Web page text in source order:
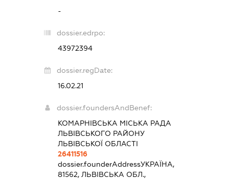
-
dossier.edrpo:
43972394
dossier.regDate:
16.02.21
dossier.foundersAndBenef:
КОМАРНІВСЬКА МІСЬКА РАДА
ЛЬВІВСЬКОГО РАЙОНУ
ЛЬВІВСЬКОЇ ОБЛАСТІ
26411516
dossier.founderAddressУКРАЇНА,
81562, ЛЬВІВСЬКА ОБЛ.,